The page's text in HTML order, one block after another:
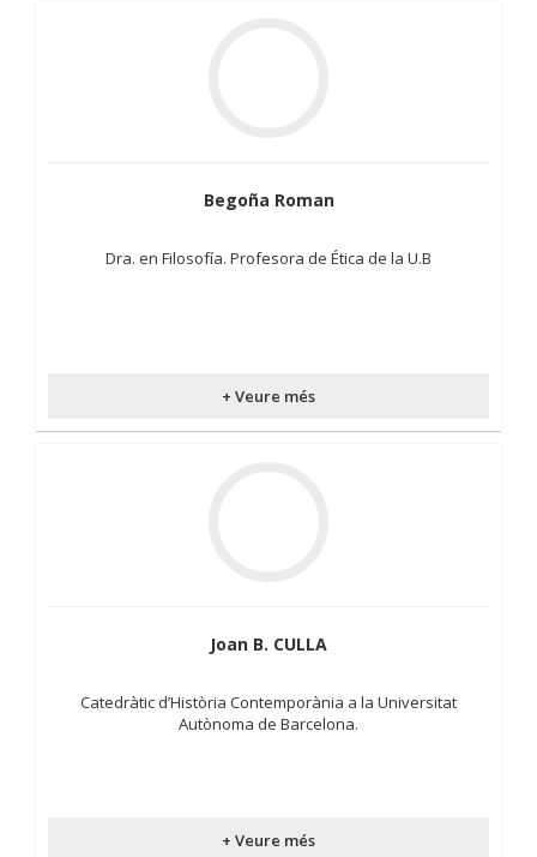
Begoña Roman
Dra. en Filosofía. Profesora de Ética de la U.B
+ Veure més
Joan B. CULLA
Catedràtic d’Història Contemporània a la Universitat
Autònoma de Barcelona.
+ Veure més